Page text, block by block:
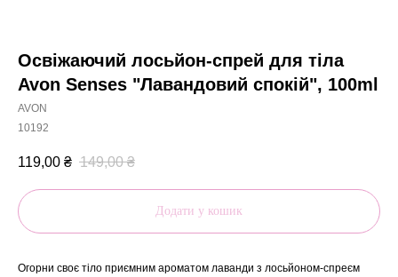
Освіжаючий лосьйон-спрей для тіла
Avon Senses "Лавандовий спокій", 100ml
AVON
10192
119,00 ₴ 149,00 ₴
Додати у кошик
Огорни своє тіло приємним ароматом лаванди з лосьйоном-спреєм